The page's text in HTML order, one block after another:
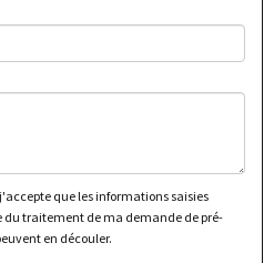
que les informations saisies
du traitement de ma demande de pré-
en découler.